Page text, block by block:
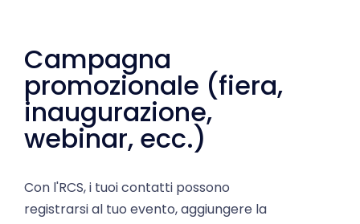
Campagna
promozionale (fiera,
inaugurazione,
webinar, ecc.)
registrarsi al tuo evento, aggiungere la
data al loro calendario o trovare l'indirizzo